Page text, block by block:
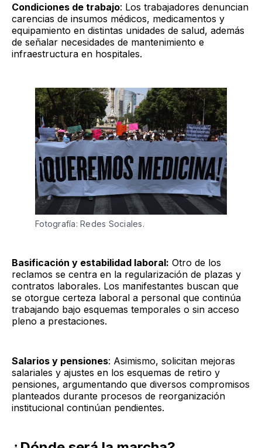
Condiciones de trabajo: Los trabajadores denuncian
carencias de insumos médicos, medicamentos y
equipamiento en distintas unidades de salud, además
de señalar necesidades de mantenimiento e
infraestructura en hospitales.
Fotografía: Redes Sociales.
Basificación y estabilidad laboral: Otro de los
reclamos se centra en la regularización de plazas y
contratos laborales. Los manifestantes buscan que
se otorgue certeza laboral a personal que continúa
trabajando bajo esquemas temporales o sin acceso
pleno a prestaciones.
Salarios y pensiones: Asimismo, solicitan mejoras
salariales y ajustes en los esquemas de retiro y
pensiones, argumentando que diversos compromisos
planteados durante procesos de reorganización
institucional continúan pendientes.